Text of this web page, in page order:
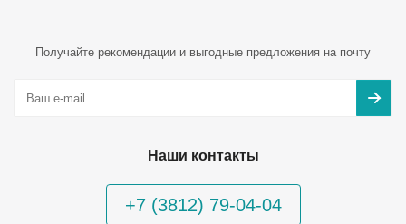
Получайте рекомендации и выгодные предложения на почту
Наши контакты
+7 (3812) 79-04-04